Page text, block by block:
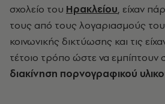
σχολείο του Ηρακλείου, είχαν
τους από τους λογαριασμούς
κοινωνικής δικτύωσης και τις
τέτοιο τρόπο ώστε να εμπίπτουν
διακίνηση πορνογραφικού